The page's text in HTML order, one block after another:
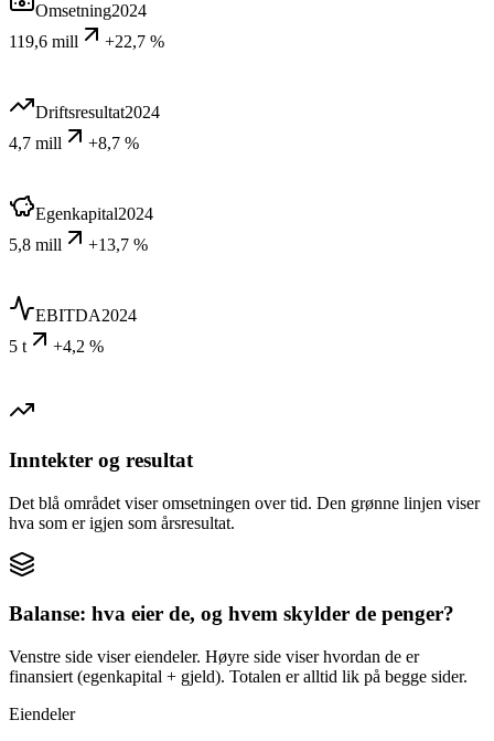
Omsetning2024
119,6 mill
+22,7 %
Driftsresultat2024
4,7 mill
+8,7 %
Egenkapital2024
5,8 mill
+13,7 %
EBITDA2024
5 t
+4,2 %
Inntekter og resultat
Det blå området viser omsetningen over tid. Den grønne linjen viser
hva som er igjen som årsresultat.
Balanse: hva eier de, og hvem skylder de penger?
Venstre side viser eiendeler. Høyre side viser hvordan de er
finansiert (egenkapital + gjeld). Totalen er alltid lik på begge sider.
Eiendeler